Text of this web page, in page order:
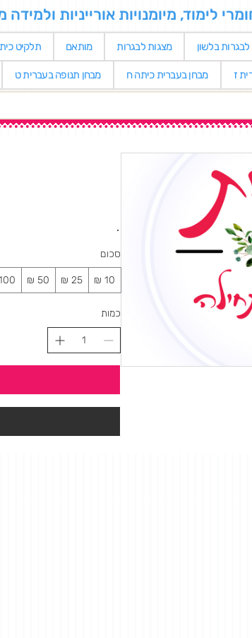
לימוד, מיומנויות אורייניות
בלשון מצגות לבגרות מותאם תלקיט
ז מבחן בעברית כיתה ח מבחן תנופה בעברית ט
סכום
כמות